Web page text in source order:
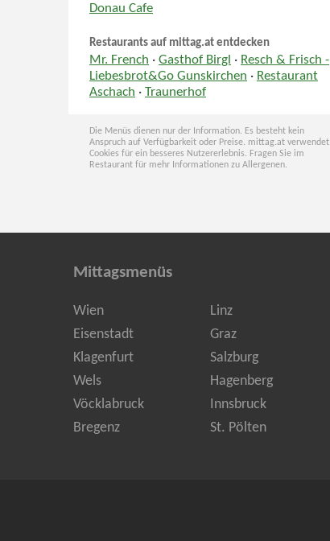
Donau Cafe
Restaurants auf mittag.at entdecken
Mr. French ·Gasthof Birgl · Resch & Frisch -
Liebesbrot&Go Gunskirchen · Restaurant
Aschach · Traunerhof
Die Menüs dienen nur der Information. Es besteht kein
Anspruch auf Verfügbarkeit oder Preise. mittag.at verwendet
Cookies für ein besseres Nutzererlebnis. Fragen Sie im
Restaurant für mehr Informationen zu Allergenen.
Mittagsmenüs
Wien
Linz
Eisenstadt
Graz
Klagenfurt
Salzburg
Wels
Hagenberg
Vöcklabruck
Innsbruck
Bregenz
St. Pölten